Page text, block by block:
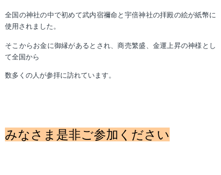
全国の神社の中で初めて武内宿禰命と宇倍神社の拝殿の絵が紙幣に
使用されました。
そこからお金に御縁があるとされ、商売繁盛、金運上昇の神様とし
て全国から
数多くの人が参拝に訪れています。
みなさま是非ご参加ください